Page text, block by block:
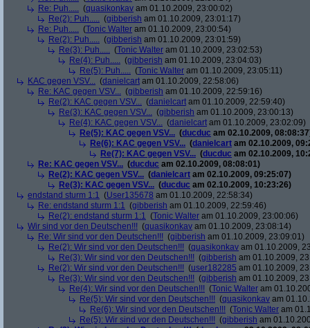
Re: Puh..... (quasikonkav am 01.10.2009, 23:00:02)
Re(2): Puh..... (gibberish am 01.10.2009, 23:01:17)
Re: Puh..... (Tonic Walter am 01.10.2009, 23:00:54)
Re(2): Puh..... (gibberish am 01.10.2009, 23:01:59)
Re(3): Puh..... (Tonic Walter am 01.10.2009, 23:02:53)
Re(4): Puh..... (gibberish am 01.10.2009, 23:04:03)
Re(5): Puh..... (Tonic Walter am 01.10.2009, 23:05:11)
KAC gegen VSV... (danielcart am 01.10.2009, 22:58:06)
Re: KAC gegen VSV... (gibberish am 01.10.2009, 22:59:16)
Re(2): KAC gegen VSV... (danielcart am 01.10.2009, 22:59:40)
Re(3): KAC gegen VSV... (gibberish am 01.10.2009, 23:00:13)
Re(4): KAC gegen VSV... (danielcart am 01.10.2009, 23:02:09)
Re(5): KAC gegen VSV... (ducduc am 02.10.2009,
Re(6): KAC gegen VSV... (danielcart am 02.10.2009,
Re(7): KAC gegen VSV... (ducduc am 02.10.2009,
Re: KAC gegen VSV... (ducduc am 02.10.2009, 08:08:01)
Re(2): KAC gegen VSV... (danielcart am 02.10.2009, 09:25:07)
Re(3): KAC gegen VSV... (ducduc am 02.10.2009, 10:23:26)
endstand sturm 1:1 (User135678 am 01.10.2009, 22:58:34)
Re: endstand sturm 1:1 (gibberish am 01.10.2009, 22:59:46)
Re(2): endstand sturm 1:1 (Tonic Walter am 01.10.2009, 23:00:06)
Wir sind vor den Deutschen!!! (quasikonkav am 01.10.2009, 23:08:14)
Re: Wir sind vor den Deutschen!!! (gibberish am 01.10.2009, 23:09:01)
Re(2): Wir sind vor den Deutschen!!! (quasikonkav am 01.10.2009,
Re(3): Wir sind vor den Deutschen!!! (gibberish am 01.10.2009,
Re(2): Wir sind vor den Deutschen!!! (user182285 am 01.10.2009,
Re(3): Wir sind vor den Deutschen!!! (gibberish am 01.10.2009,
Re(4): Wir sind vor den Deutschen!!! (Tonic Walter am
Re(5): Wir sind vor den Deutschen!!! (quasikonkav am
Re(6): Wir sind vor den Deutschen!!! (Tonic Walter am
Re(5): Wir sind vor den Deutschen!!! (gibberish am